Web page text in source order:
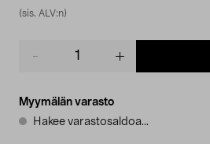
(sis. ALV:n)
Myymälän varasto
Hakee varastosaldoa...